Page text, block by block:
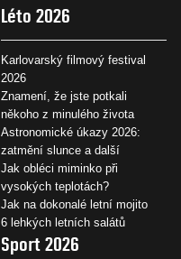
Léto 2026
Karlovarský filmový festival
2026
Znamení, že jste potkali
někoho z minulého života
Astronomické úkazy 2026:
zatmění slunce a další
Jak obléci miminko při
vysokých teplotách?
Jak na dokonalé letní mojito
6 lehkých letních salátů
Sport 2026